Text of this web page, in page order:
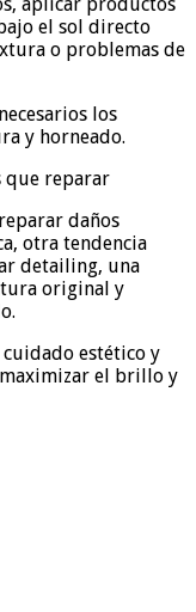
el sol directo
o problemas de
los
y horneado.
que reparar
daños
otra tendencia
detailing, una
original y
estético y
el brillo y